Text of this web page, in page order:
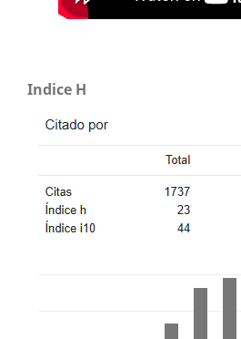
Indice H